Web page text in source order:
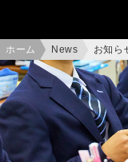
ホーム News お知ら